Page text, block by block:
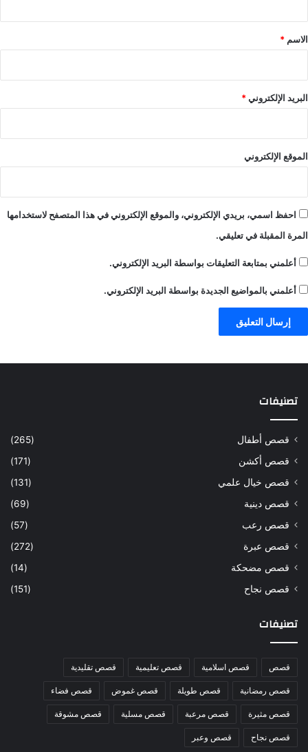
*
الاسم *
البريد الإلكتروني*
الموقع الإلكتروني
احفظ اسمي، بريدي الإلكتروني، والموقع الإلكتروني في هذا المتصفح لاستخدامها
المرة المقبلة في تعليقي.
أعلمني بمتابعة التعليقات بواسطة البريد الإلكتروني.
أعلمني بالمواضيع الجديدة بواسطة البريد الإلكتروني.
تصنيفات
قصص أطفال
(265)
قصص أكشن
(171)
قصص خيال علمي
(131)
قصص دينية
(69)
قصص رعب
(57)
قصص عبرة
(272)
قصص مضحكة
(14)
قصص نجاح
(151)
تصنيفات
قصص قصص اسلامية قصص تعليمية قصص تقليدية
قصص رمضانية قصص طويلة قصص غموض قصص فضاء
قصص مثيرة قصص مرعبة قصص مسلية قصص مشوقة
قصص نجاح قصص وعبر